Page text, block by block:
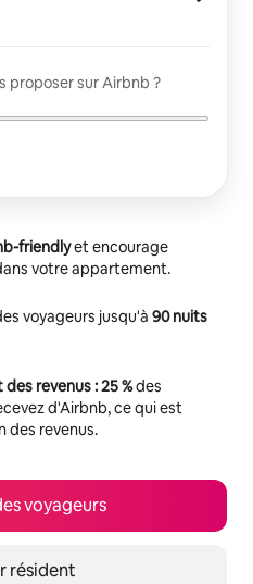
proposer sur Airbnb ?
friendlyet encourage
votre appartement.
voyageurs jusqu'à 90 nuits
des revenus : 25 %des
d'Airbnb, ce qui est
des revenus.
voyageurs
résident